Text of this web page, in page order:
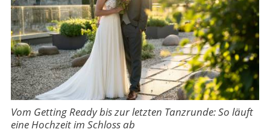
Vom Getting Ready bis zur letzten Tanzrunde: So läuft
eine Hochzeit im Schloss ab